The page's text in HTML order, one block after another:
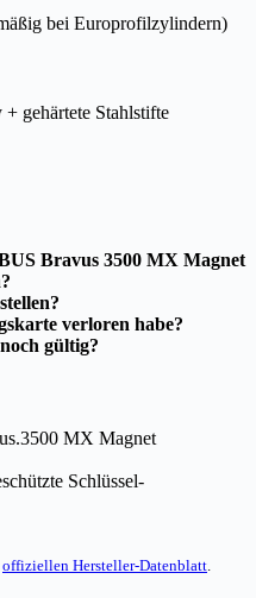
bei Europrofilzylindern)
gehärtete Stahlstifte
Bravus 3500 MX Magnet
verloren habe?
gültig?
MX Magnet
Schlüssel-
offiziellen Hersteller-Datenblatt